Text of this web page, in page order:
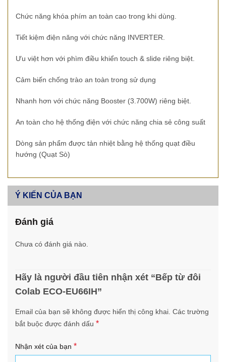
Chức năng khóa phím an toàn cao trong khi dùng.
Tiết kiệm điện năng với chức năng INVERTER.
Ưu việt hơn với phìm điều khiển touch & slide riêng biệt.
Cảm biến chống trào an toàn trong sử dụng
Nhanh hơn với chức năng Booster (3.700W) riêng biệt.
An toàn cho hệ thống điện với chức năng chia sẻ công suất
Dòng sản phẩm được tản nhiệt bằng hệ thống quạt điều
hướng (Quạt Sò)
Ý KIẾN CỦA BẠN
Đánh giá
Chưa có đánh giá nào.
Hãy là người đầu tiên nhận xét “Bếp từ đôi
Colab ECO-EU66IH”
Email của bạn sẽ không được hiển thị công khai. Các trường
bắt buộc được đánh dấu *
Nhận xét của bạn *